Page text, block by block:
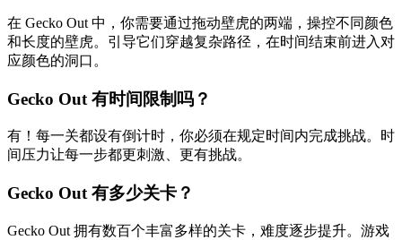
在 Gecko Out 中，你需要通过拖动壁虎的两端，操控不同颜色
和长度的壁虎。引导它们穿越复杂路径，在时间结束前进入对
应颜色的洞口。
Gecko Out 有时间限制吗？
有！每一关都设有倒计时，你必须在规定时间内完成挑战。时
间压力让每一步都更刺激、更有挑战。
Gecko Out 有多少关卡？
Gecko Out 拥有数百个丰富多样的关卡，难度逐步提升。游戏